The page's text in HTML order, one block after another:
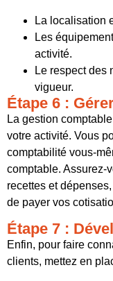
La localisation
Les
activité.
Le respect des
vigueur.
Étape 6 :
La gestion
votre activité. Vous
comptabilité vous-
comptable. Assurez-
recettes et
de payer vos
Étape 7 :
Enfin, pour faire
clients, mettez en